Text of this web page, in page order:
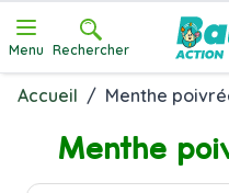
Menu Rechercher
Accueil / Menthe
Menthe